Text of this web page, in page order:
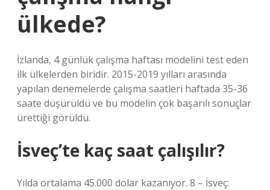
ülkede?
İzlanda, 4 günlük çalışma haftası modelini test eden
ilk ülkelerden biridir. 2015-2019 yılları arasında
yapılan denemelerde çalışma saatleri haftada 35-36
saate düşürüldü ve bu modelin çok başarılı sonuçlar
ürettiği görüldü.
İsveç’te kaç saat çalışılır?
Yılda ortalama 45.000 dolar kazanıyor. 8 – İsveç: